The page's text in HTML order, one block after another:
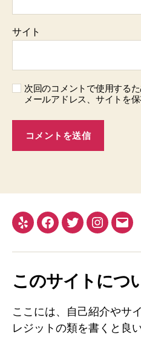
サイト
次回のコメントで使用する
メールアドレス、サイトを保
このサイトにつ
ここには、自己紹介やサ
レジットの類を書くと良